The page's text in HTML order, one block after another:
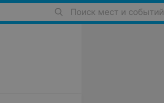
Поиск мест и событий